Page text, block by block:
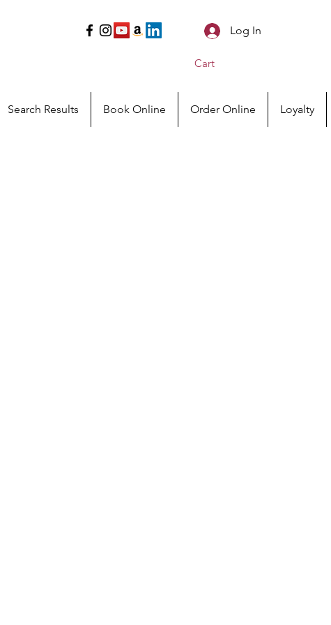
Log In
Cart
Search Results Book Online Order Online Loyalty